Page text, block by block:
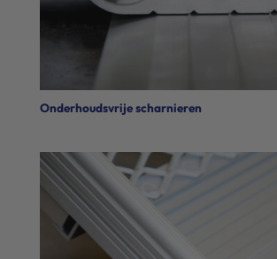
Onderhoudsvrije scharnieren